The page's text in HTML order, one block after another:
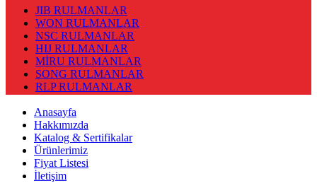
JIB RULMANLAR
WON RULMANLAR
NSC RULMANLAR
HIJ RULMANLAR
MİRU RULMANLAR
SONG RULMANLAR
RLP RULMANLAR
Anasayfa
Hakkımızda
Katalog & Sertifikalar
Ürünlerimiz
Fiyat Listesi
İletişim